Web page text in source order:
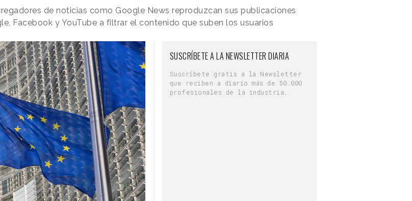
de noticias como Google News reproduzcan sus publicaciones
Facebook y YouTube a filtrar el contenido que suben los usuarios
SUSCRÍBETE A LA NEWSLETTER DIARIA
Suscríbete gratis a la Newsletter
que reciben a diario más de 50.000
profesionales de la industria.